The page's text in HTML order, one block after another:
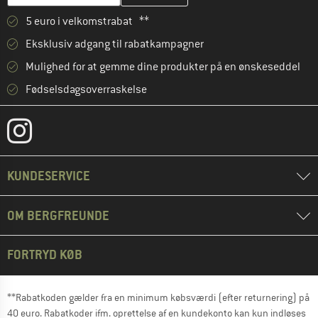
5 euro i velkomstrabat **
Eksklusiv adgang til rabatkampagner
Mulighed for at gemme dine produkter på en ønskeseddel
Fødselsdagsoverraskelse
KUNDESERVICE
OM BERGFREUNDE
FORTRYD KØB
**Rabatkoden gælder fra en minimum købsværdi (efter returnering) på
40 euro. Rabatkoder ifm. oprettelse af en kundekonto kan kun indløses